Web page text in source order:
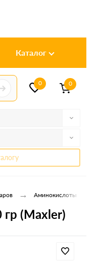
Каталог
0 0
→ Аминокислоты
(Maxler)